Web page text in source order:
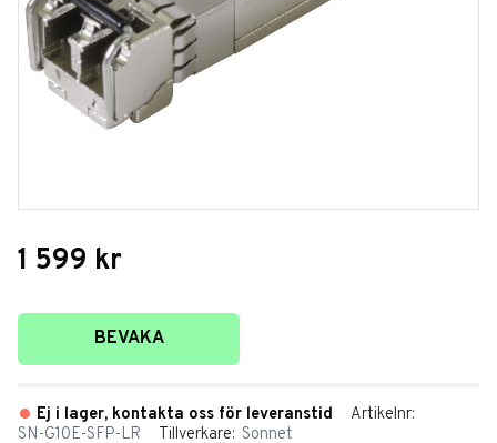
1 599 kr
Lägg till i favoriter
BEVAKA
Ej i lager, kontakta oss för leveranstid
Artikelnr
SN-G10E-SFP-LR
Tillverkare Sonnet